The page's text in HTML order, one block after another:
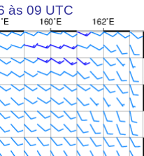
às 09 UTC